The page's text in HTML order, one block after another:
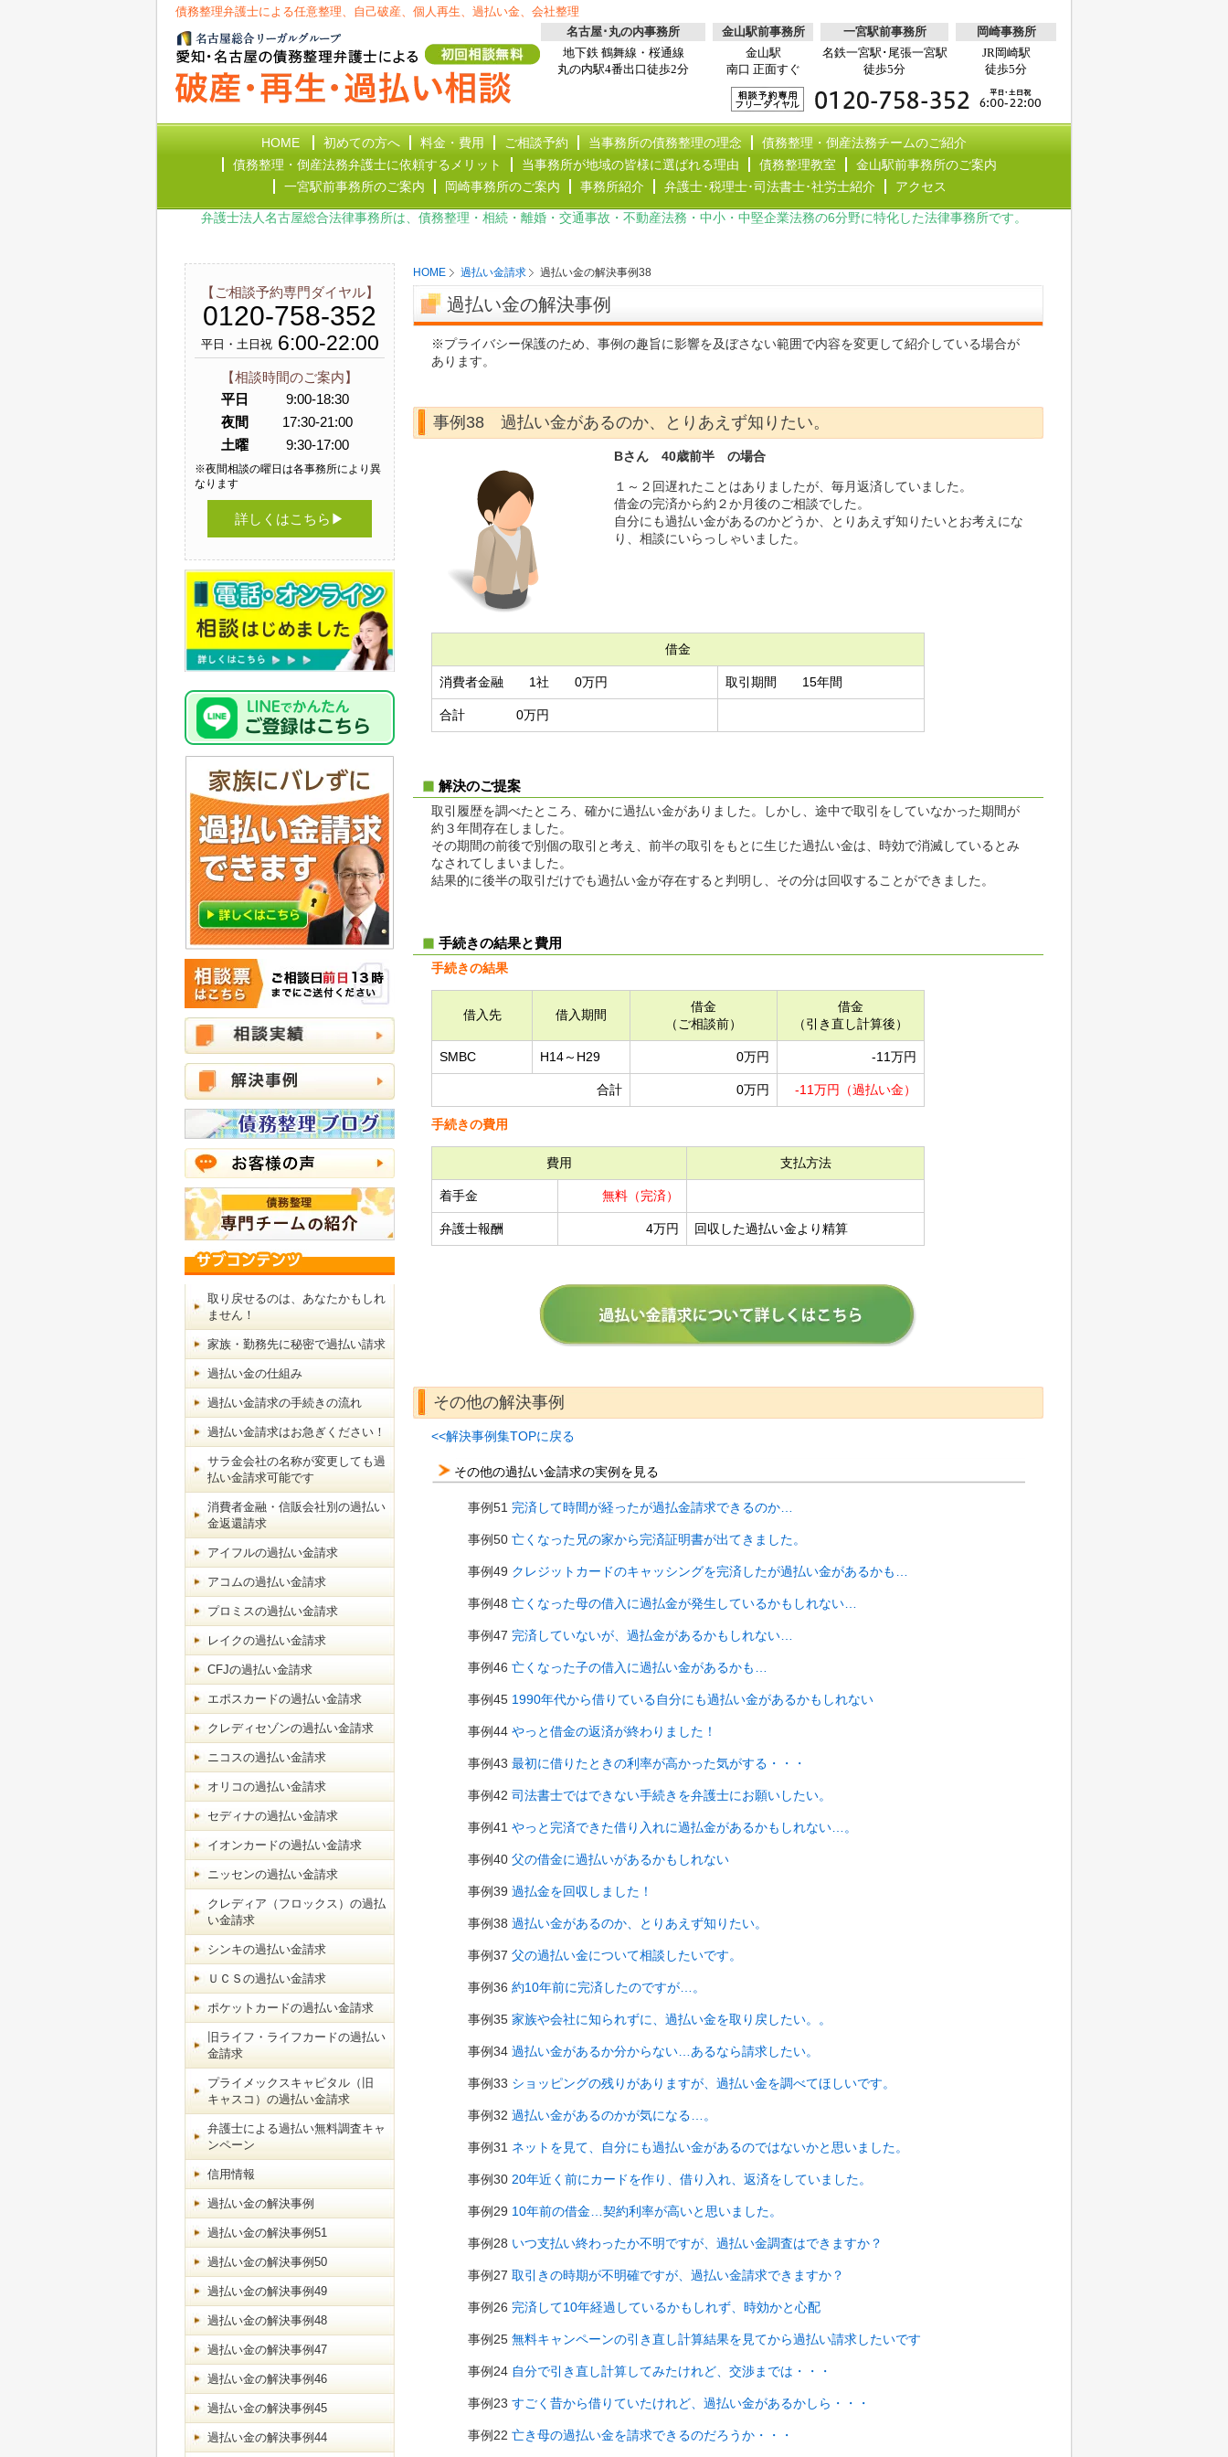
債務整理弁護士による任意整理、自己破産、個人再生、過払い金、会社整理
名古屋･丸の内事務所
地下鉄 鶴舞線・桜通線
丸の内駅4番出口徒歩2分
金山駅前事務所
金山駅
南口 正面すぐ
一宮駅前事務所
名鉄一宮駅･尾張一宮駅
徒歩5分
岡崎事務所
JR岡崎駅
徒歩5分
HOME 初めての方へ 料金・費用 ご相談予約 当事務所の債務整理の理念
債務整理・倒産法務チームのご紹介
債務整理・倒産法務弁護士に依頼するメリット
当事務所が地域の皆様に選ばれる理由 債務整理教室
金山駅前事務所のご案内
一宮駅前事務所のご案内
岡崎事務所のご案内 事務所紹介 弁護士･税理士･司法書士･社労士紹介 アクセス
弁護士法人名古屋総合法律事務所は、債務整理・相続・離婚・交通事故・不動産法務・中小・中堅企業法務の6分野に特化した法律事務所です。
HOME 過払い金請求 過払い金の解決事例38
過払い金の解決事例
※プライバシー保護のため、事例の趣旨に影響を及ぼさない範囲で内容を変更して紹介している場合が
あります。
事例38 過払い金があるのか、とりあえず知りたい。
Bさん 40歳前半 の場合
１～２回遅れたことはありましたが、毎月返済していました。
借金の完済から約２か月後のご相談でした。
自分にも過払い金があるのかどうか、とりあえず知りたいとお考えにな
り、相談にいらっしゃいました。
借金
消費者金融 1社 0万円 取引期間 15年間
合計 0万円
解決のご提案
取引履歴を調べたところ、確かに過払い金がありました。しかし、途中で取引をしていなかった期間が
約３年間存在しました。
その期間の前後で別個の取引と考え、前半の取引をもとに生じた過払い金は、時効で消滅しているとみ
なされてしまいました。
結果的に後半の取引だけでも過払い金が存在すると判明し、その分は回収することができました。
手続きの結果と費用
手続きの結果
借入先 借入期間
借金
（ご相談前）
借金
（引き直し計算後）
SMBC H14～H29 0万円 -11万円
合計 0万円 -11万円（過払い金）
手続きの費用
費用 支払方法
着手金 無料（完済）
弁護士報酬 4万円 回収した過払い金より精算
その他の解決事例
<<解決事例集TOPに戻る
その他の過払い金請求の実例を見る
事例51 完済して時間が経ったが過払金請求できるのか…
事例50 亡くなった兄の家から完済証明書が出てきました。
事例49 クレジットカードのキャッシングを完済したが過払い金があるかも…
事例48 亡くなった母の借入に過払金が発生しているかもしれない…
事例47 完済していないが、過払金があるかもしれない…
事例46 亡くなった子の借入に過払い金があるかも…
事例45 1990年代から借りている自分にも過払い金があるかもしれない
事例44 やっと借金の返済が終わりました！
事例43 最初に借りたときの利率が高かった気がする・・・
事例42 司法書士ではできない手続きを弁護士にお願いしたい。
事例41 やっと完済できた借り入れに過払金があるかもしれない…。
事例40 父の借金に過払いがあるかもしれない
事例39 過払金を回収しました！
事例38 過払い金があるのか、とりあえず知りたい。
事例37 父の過払い金について相談したいです。
事例36 約10年前に完済したのですが…。
事例35 家族や会社に知られずに、過払い金を取り戻したい。。
事例34 過払い金があるか分からない…あるなら請求したい。
事例33 ショッピングの残りがありますが、過払い金を調べてほしいです。
事例32 過払い金があるのかが気になる…。
事例31 ネットを見て、自分にも過払い金があるのではないかと思いました。
事例30 20年近く前にカードを作り、借り入れ、返済をしていました。
事例29 10年前の借金…契約利率が高いと思いました。
事例28 いつ支払い終わったか不明ですが、過払い金調査はできますか？
事例27 取引きの時期が不明確ですが、過払い金請求できますか？
事例26 完済して10年経過しているかもしれず、時効かと心配
事例25 無料キャンペーンの引き直し計算結果を見てから過払い請求したいです
事例24 自分で引き直し計算してみたけれど、交渉までは・・・
事例23 すごく昔から借りていたけれど、過払い金があるかしら・・・
事例22 亡き母の過払い金を請求できるのだろうか・・・
【ご相談予約専門ダイヤル】
0120-758-352
平日・土日祝6:00-22:00
【相談時間のご案内】
平日
9:00-18:30
夜間
17:30-21:00
土曜
9:30-17:00
※夜間相談の曜日は各事務所により異
なります
詳しくはこちら▶
取り戻せるのは、あなたかもしれ
ません！
家族・勤務先に秘密で過払い請求
過払い金の仕組み
過払い金請求の手続きの流れ
過払い金請求はお急ぎください！
サラ金会社の名称が変更しても過
払い金請求可能です
消費者金融・信販会社別の過払い
金返還請求
アイフルの過払い金請求
アコムの過払い金請求
プロミスの過払い金請求
レイクの過払い金請求
CFJの過払い金請求
エポスカードの過払い金請求
クレディセゾンの過払い金請求
ニコスの過払い金請求
オリコの過払い金請求
セディナの過払い金請求
イオンカードの過払い金請求
ニッセンの過払い金請求
クレディア（フロックス）の過払
い金請求
シンキの過払い金請求
ＵＣＳの過払い金請求
ポケットカードの過払い金請求
旧ライフ・ライフカードの過払い
金請求
プライメックスキャピタル（旧
キャスコ）の過払い金請求
弁護士による過払い無料調査キャ
ンペーン
信用情報
過払い金の解決事例
過払い金の解決事例51
過払い金の解決事例50
過払い金の解決事例49
過払い金の解決事例48
過払い金の解決事例47
過払い金の解決事例46
過払い金の解決事例45
過払い金の解決事例44